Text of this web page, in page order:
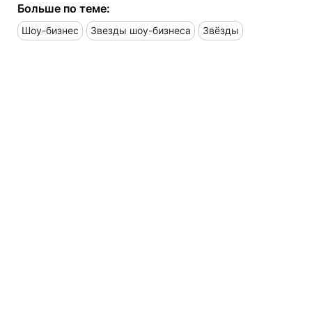
Больше по теме:
Шоу-бизнес Звезды шоу-бизнеса Звёзды